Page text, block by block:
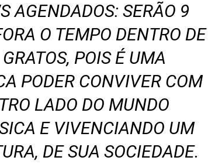
AGENDADOS: SERÃO 9
O TEMPO DENTRO DE
POIS É UMA
PODER CONVIVER COM
LADO DO MUNDO
E VIVENCIANDO UM
DE SUA SOCIEDADE.